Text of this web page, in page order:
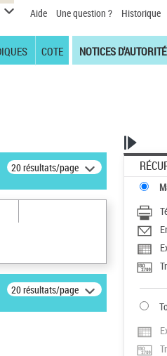
Aide Une question ? Historique
COTE NOTICES D'AUTORITÉ
20 résultats/page
20 résultats/page